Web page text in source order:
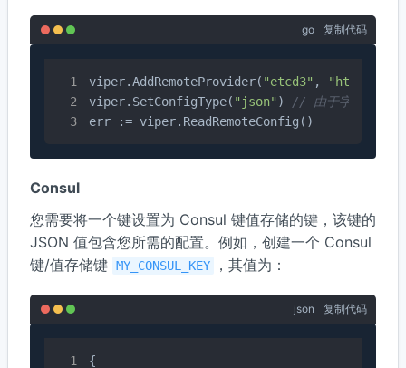
go 复制代码
viper.AddRemoteProvider( "etcd3" ,
"http://
viper.SetConfigType( "json" )
// 由于字节流中
err := viper.ReadRemoteConfig()
Consul
您需要将一个键设置为 Consul 键值存储的键，该键的
JSON 值包含您所需的配置。例如，创建一个 Consul
键/值存储键 MY_CONSUL_KEY ，其值为：
json 复制代码
{